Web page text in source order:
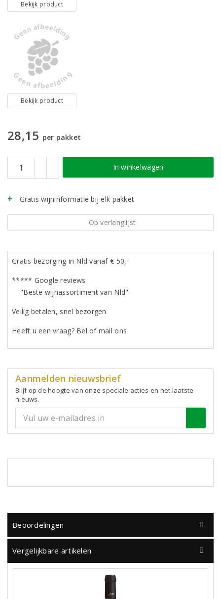
Bekijk product
Bekijk product
28,15 per pakket
In winkelwagen
Gratis wijninformatie bij elk pakket
Op verlanglijst
Gratis bezorging in Nld vanaf € 50,-
***** Google reviews
"Beste wijnassortiment van Nld"
Veilig betalen, snel bezorgen
Heeft u een vraag? Bel of mail ons
Aanmelden nieuwsbrief
Blijf op de hoogte van onze speciale acties en het laatste
nieuws.
Beoordelingen
Vergelijkbare artikelen